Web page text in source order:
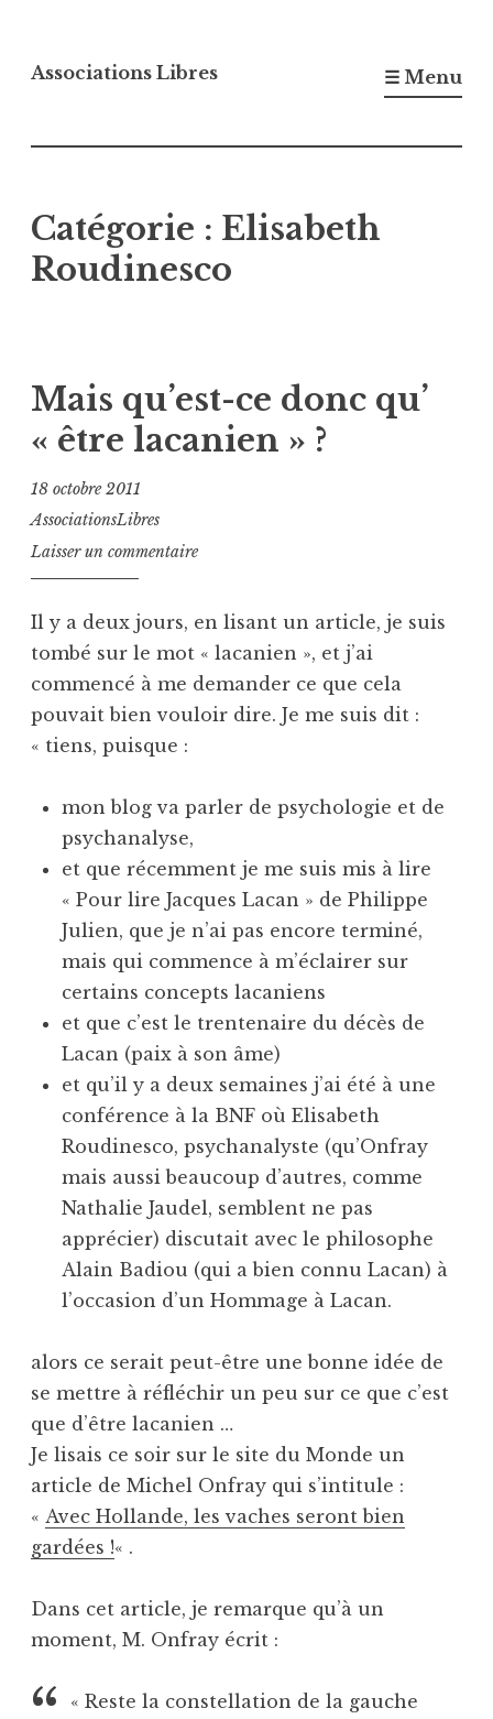
au
Associations Libres ☰ Menu
Catégorie : Elisabeth
Roudinesco
Mais qu’est-ce donc qu’
« être lacanien » ?
18 octobre 2011
AssociationsLibres
Laisser un commentaire
Il y a deux jours, en lisant un article, je suis
tombé sur le mot « lacanien », et j’ai
commencé à me demander ce que cela
pouvait bien vouloir dire. Je me suis dit :
« tiens, puisque :
mon blog va parler de psychologie et de
psychanalyse,
et que récemment je me suis mis à lire
« Pour lire Jacques Lacan » de Philippe
Julien, que je n’ai pas encore terminé,
mais qui commence à m’éclairer sur
certains concepts lacaniens
et que c’est le trentenaire du décès de
Lacan (paix à son âme)
et qu’il y a deux semaines j’ai été à une
conférence à la BNF où Elisabeth
Roudinesco, psychanalyste (qu’Onfray
mais aussi beaucoup d’autres, comme
Nathalie Jaudel, semblent ne pas
apprécier) discutait avec le philosophe
Alain Badiou (qui a bien connu Lacan) à
l’occasion d’un Hommage à Lacan.
alors ce serait peut-être une bonne idée de
se mettre à réfléchir un peu sur ce que c’est
que d’être lacanien …
Je lisais ce soir sur le site du Monde un
article de Michel Onfray qui s’intitule :
« Avec Hollande, les vaches seront bien
gardées !« .
Dans cet article, je remarque qu’à un
moment, M. Onfray écrit :
« Reste la constellation de la gauche